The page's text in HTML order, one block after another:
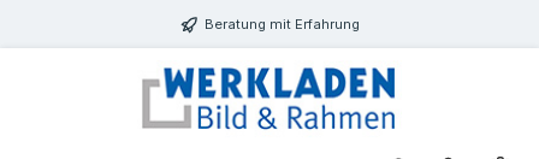
Beratung mit Erfahrung